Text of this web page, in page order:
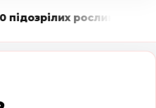
LIVE стежить